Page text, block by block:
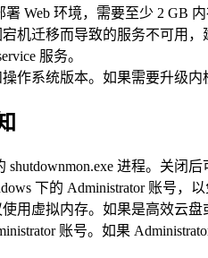
Web 环境，需要至少 2 GB
机迁移而导致的服务不可用
服务。
作系统版本。如果需要升级
shutdownmon.exe 进程。关闭
下的 Administrator 账号，
用虚拟内存。如果是高效云盘
账号。如果